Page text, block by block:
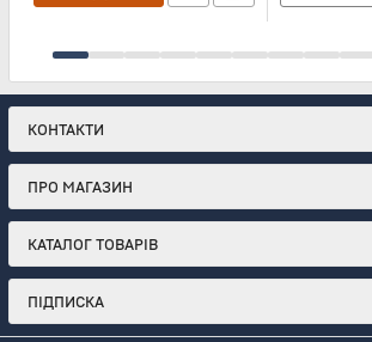
КОНТАКТИ
ПРО МАГАЗИН
КАТАЛОГ ТОВАРІВ
ПІДПИСКА